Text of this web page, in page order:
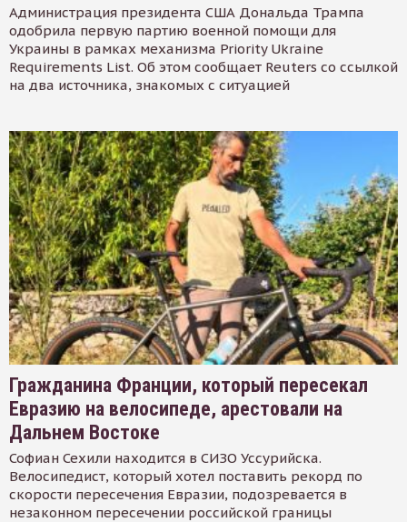
Администрация президента США Дональда Трампа
одобрила первую партию военной помощи для
Украины в рамках механизма Priority Ukraine
Requirements List. Об этом сообщает Reuters со ссылкой
на два источника, знакомых с ситуацией
Гражданина Франции, который пересекал
Евразию на велосипеде, арестовали на
Дальнем Востоке
Софиан Сехили находится в СИЗО Уссурийска.
Велосипедист, который хотел поставить рекорд по
скорости пересечения Евразии, подозревается в
незаконном пересечении российской границы